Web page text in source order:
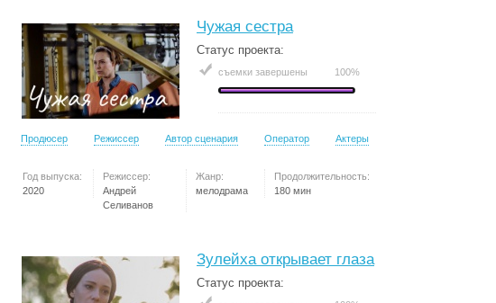
Чужая сестра
Статус проекта:
съемки завершены 100%
Продюсер Режиссер Автор сценария Оператор Актеры
Год выпуска:
2020
Режиссер:
Андрей
Селиванов
Жанр:
мелодрама
Продолжительность:
180 мин
Зулейха открывает глаза
Статус проекта: